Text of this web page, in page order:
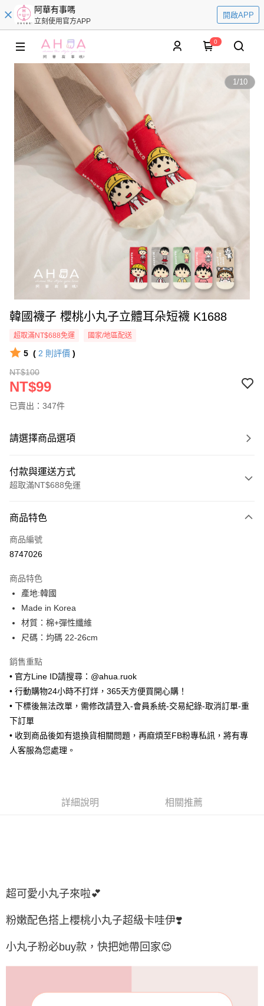
阿華有事嗎
立刻使用官方APP
開啟APP
0
1/10
韓國襪子 櫻桃小丸子立體耳朵短襪 K1688
超取滿NT$688免運 國家/地區配送
5 ( 2 則評價 )
NT$100
NT$99
已賣出：347件
請選擇商品選項
付款與運送方式
超取滿NT$688免運
信用卡一次付款
超商取貨付款
Apple Pay
街口支付
悠遊付
ATM付款
全家取貨付款
每筆NT$65，滿NT$688(含以上)免運費
付款後全家取貨
每筆NT$65，滿NT$688(含以上)免運費
宅配(外島)
香港澳門地區
商品特色
商品編號
8747026
商品特色
產地:韓國
Made in Korea
材質：棉+彈性纖維
尺碼：均碼 22-26cm
銷售重點
• 官方Line ID請搜尋：@ahua.ruok
• 行動購物24小時不打烊，365天方便買開心購！
• 下標後無法改單，需修改請登入-會員系統-交易紀錄-取消訂單-重
下訂單
• 收到商品後如有退換貨相關問題，再麻煩至FB粉專私訊，將有專
人客服為您處理。
詳細說明 相關推薦
超可愛小丸子來啦💕
粉嫩配色搭上櫻桃小丸子超級卡哇伊❣️
小丸子粉必buy款，快把她帶回家😍